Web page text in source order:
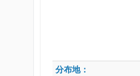
分布地：